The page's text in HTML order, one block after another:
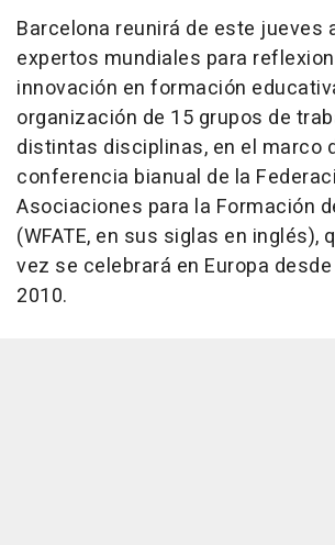
Barcelona reunirá de este jueves
expertos mundiales para
innovación en formación
organización de 15 grupos de
distintas disciplinas, en el marco
conferencia bianual de la
Asociaciones para la Formación
(WFATE, en sus siglas en inglés),
vez se celebrará en Europa
2010.